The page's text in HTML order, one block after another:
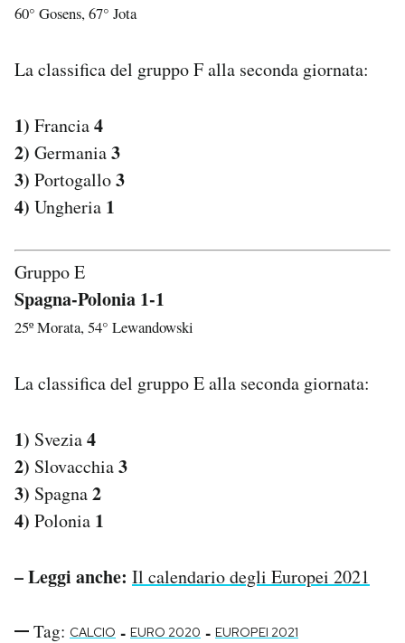
60° Gosens, 67° Jota
La classifica del gruppo F alla seconda giornata:
1) Francia4
2) Germania3
3) Portogallo3
4) Ungheria 1
Gruppo E
Spagna-Polonia 1-1
25º Morata, 54° Lewandowski
La classifica del gruppo E alla seconda giornata:
1) Svezia4
2) Slovacchia3
3) Spagna2
4) Polonia 1
– Leggi anche: Il calendario degli Europei 2021
Tag: CALCIO - EURO 2020 - EUROPEI 2021